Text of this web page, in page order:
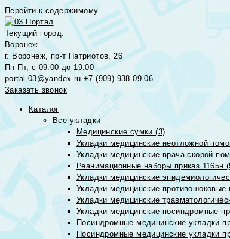
Перейти к содержимому
Текущий город:
Воронеж
г. Воронеж, пр-т Патриотов, 26
Пн-Пт, с 09:00 до 19:00
portal.03@yandex.ru +7 (909) 938 09 06
Заказать звонок
Каталог
Все укладки
Медицинские сумки (3)
Укладки медицинские неотложной
Укладки медицинские врача скорой
Реанимационные наборы приказ 1165н
Укладки медицинские
Укладки медицинские
Укладки медицинские
Укладки медицинские посиндромные
Посиндромные медицинские укладки
Посиндромные медицинские укладки